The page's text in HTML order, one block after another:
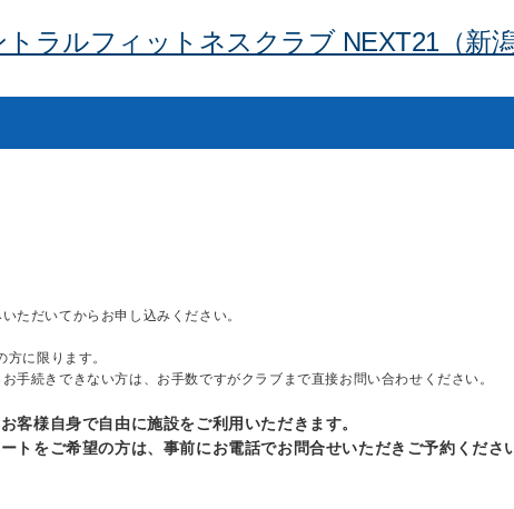
トラルフィットネスクラブ NEXT21（新潟
ただいてからお申し込みください。
に限ります。
手続きできない方は、お手数ですがクラブまで直接お問い合わせください。
客様自身で自由に施設をご利用いただきます。
トをご希望の方は、事前にお電話でお問合せいただきご予約くださ